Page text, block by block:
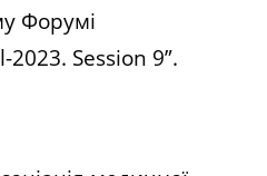
Форумі
Session 9”.